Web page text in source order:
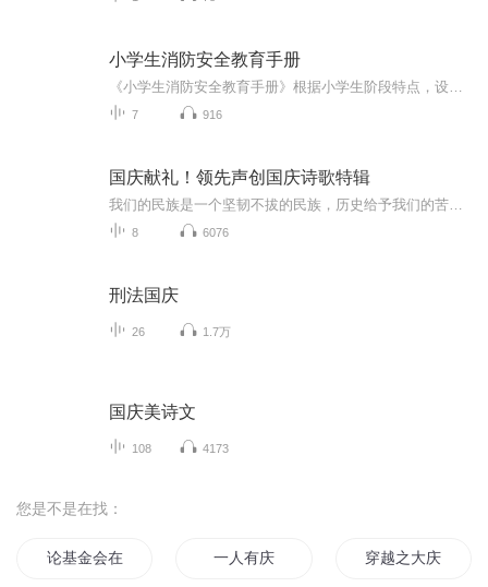
小学生消防安全教育手册
7 916
国庆献礼！领先声创国庆诗歌特辑
8 6076
刑法国庆
26 1.7万
国庆美诗文
108 4173
您是不是在找：
论基金会在美漫的收容措施一人有庆 穿越之大庆帝国